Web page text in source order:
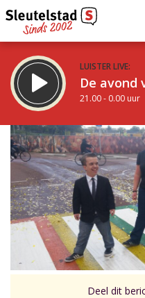
LUISTER LIVE:
De avond
21.00 - 0.00 uur
STRAKS:
De nacht van
0.00 - 6.00 uur
Vorig uur
Inklappen
Deel dit